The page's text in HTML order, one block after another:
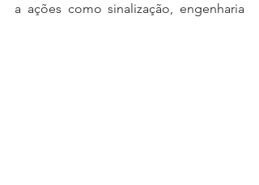
a ações como sinalização, engenharia